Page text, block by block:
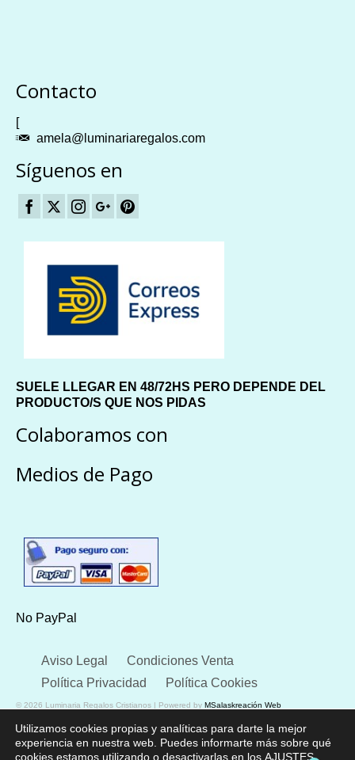
Contacto
[
amela@luminariaregalos.com
Síguenos en
SUELE LLEGAR EN 48/72HS PERO DEPENDE DEL
PRODUCTO/S QUE NOS PIDAS
Colaboramos con
Medios de Pago
No PayPal
Aviso Legal
Condiciones Venta
Política Privacidad
Política Cookies
© 2026 Luminaria Regalos Cristianos | Powered by MSalaskreación Web
Utilizamos cookies propias y analíticas para darte la mejor
experiencia en nuestra web. Puedes informarte más sobre qué
cookies estamos utilizando o desactivarlas en los AJUSTES.